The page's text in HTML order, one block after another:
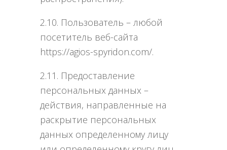
2.10. Пользователь – любой
посетитель веб-сайта
https://agios-spyridon.com/.
2.11. Предоставление
персональных данных –
действия, направленные на
раскрытие персональных
данных определенному лицу